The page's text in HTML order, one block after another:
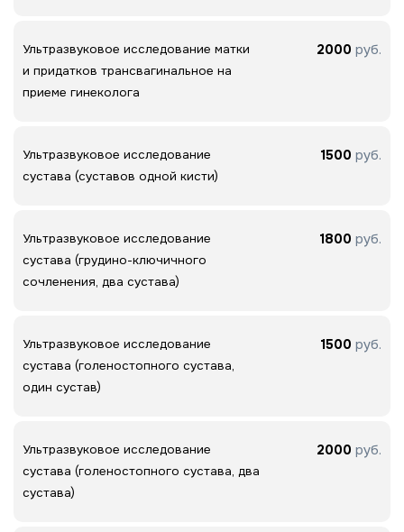
Ультразвуковое исследование матки
и придатков трансвагинальное на
приеме гинеколога
2000 руб.
Ультразвуковое исследование
сустава (суставов одной кисти)
1500 руб.
Ультразвуковое исследование
сустава (грудино-ключичного
сочленения, два сустава)
1800 руб.
Ультразвуковое исследование
сустава (голеностопного сустава,
один сустав)
1500 руб.
Ультразвуковое исследование
сустава (голеностопного сустава, два
сустава)
2000 руб.